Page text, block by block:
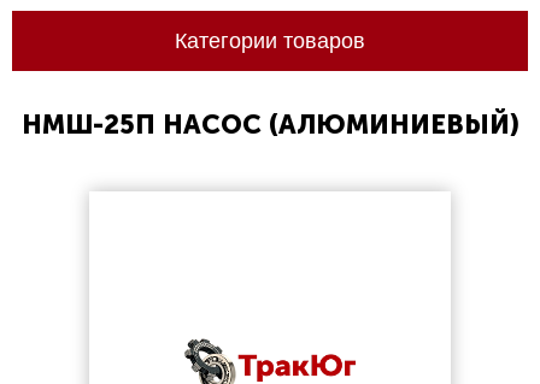
Категории товаров
НМШ-25П НАСОС (АЛЮМИНИЕВЫЙ)